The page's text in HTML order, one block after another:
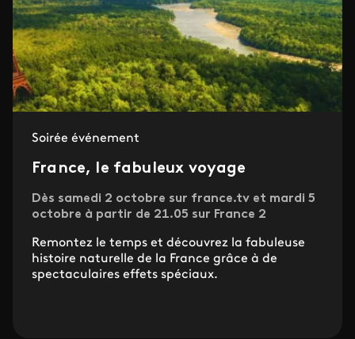
Soirée événement
France, le fabuleux voyage
Dès samedi 2 octobre sur france.tv et mardi 5
octobre à partir de 21.05 sur France 2
Remontez le temps et découvrez la fabuleuse
histoire naturelle de la France grâce à de
spectaculaires effets spéciaux.